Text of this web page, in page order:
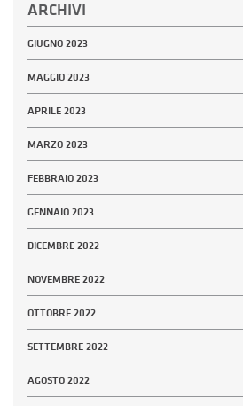
ARCHIVI
GIUGNO 2023
MAGGIO 2023
APRILE 2023
MARZO 2023
FEBBRAIO 2023
GENNAIO 2023
DICEMBRE 2022
NOVEMBRE 2022
OTTOBRE 2022
SETTEMBRE 2022
AGOSTO 2022